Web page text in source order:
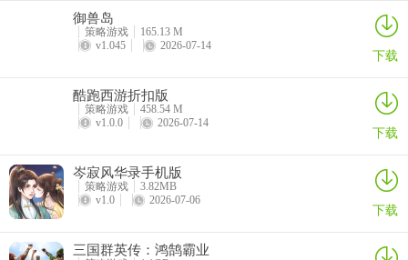
6、开放社交功能、角色养成、游戏道具等玩法，每天都有惊喜;
1、九线拉王777水果是一款玩法简单的电玩城棋牌玩法，九线拉王
777水果简洁的游戏画风设计，各种实时音效的代入，让你体验精彩
水果机对战的乐趣，并且九线拉王777水果支持微信登陆上线，新手
上线即可获得丰厚的游戏币奖励，并且九线拉王777水果轻松上下
分，玩家们可放心体验水果机竞技的乐趣，还有精彩的水果机活动等
着你去体验，三缺一安化棋牌喜欢就来九线拉王777水果里尝试一下
御兽岛
策略游戏
165.13 M
v1.045
2026-07-14 下载
酷跑西游折扣版
策略游戏
458.54 M
v1.0.0
2026-07-14 下载
岑寂风华录手机版
策略游戏
3.82MB
v1.0
2026-07-06 下载
三国群英传：鸿鹄霸业